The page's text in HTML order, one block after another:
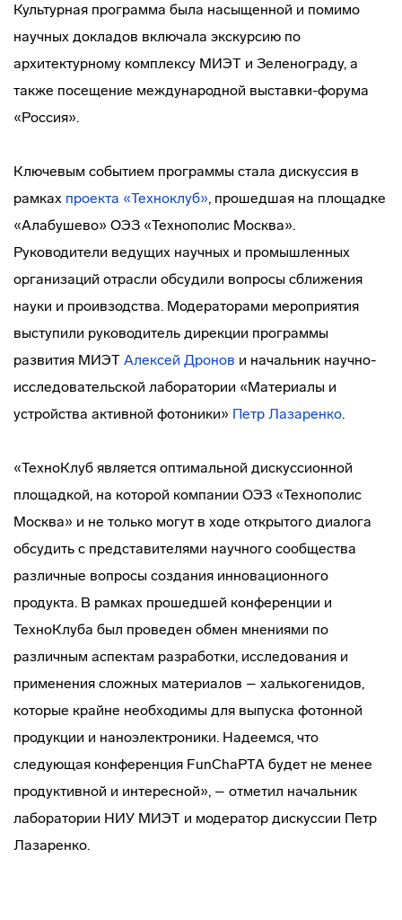
Культурная программа была насыщенной и помимо
научных докладов включала экскурсию по
архитектурному комплексу МИЭТ и Зеленограду, а
также посещение международной выставки-форума
«Россия».
Ключевым событием программы стала дискуссия в
рамках проекта «Техноклуб», прошедшая на площадке
«Алабушево» ОЭЗ «Технополис Москва».
Руководители ведущих научных и промышленных
организаций отрасли обсудили вопросы сближения
науки и проивзодства. Модераторами мероприятия
выступили руководитель дирекции программы
развития МИЭТ Алексей Дронов и начальник научно-
исследовательской лаборатории «Материалы и
устройства активной фотоники» Петр Лазаренко.
«ТехноКлуб является оптимальной дискуссионной
площадкой, на которой компании ОЭЗ «Технополис
Москва» и не только могут в ходе открытого диалога
обсудить с представителями научного сообщества
различные вопросы создания инновационного
продукта. В рамках прошедшей конференции и
ТехноКлуба был проведен обмен мнениями по
различным аспектам разработки, исследования и
применения сложных материалов – халькогенидов,
которые крайне необходимы для выпуска фотонной
продукции и наноэлектроники. Надеемся, что
следующая конференция FunChaPTA будет не менее
продуктивной и интересной», – отметил начальник
лаборатории НИУ МИЭТ и модератор дискуссии Петр
Лазаренко.